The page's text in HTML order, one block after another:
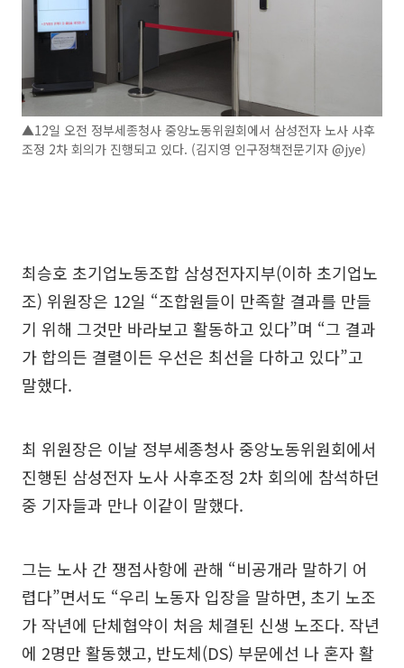
▲12일 오전 정부세종청사 중앙노동위원회에서 삼성전자 노사 사후
조정 2차 회의가 진행되고 있다. (김지영 인구정책전문기자 @jye)
최승호 초기업노동조합 삼성전자지부(이하 초기업노
조) 위원장은 12일 “조합원들이 만족할 결과를 만들
기 위해 그것만 바라보고 활동하고 있다”며 “그 결과
가 합의든 결렬이든 우선은 최선을 다하고 있다”고
말했다.
최 위원장은 이날 정부세종청사 중앙노동위원회에서
진행된 삼성전자 노사 사후조정 2차 회의에 참석하던
중 기자들과 만나 이같이 말했다.
그는 노사 간 쟁점사항에 관해 “비공개라 말하기 어
렵다”면서도 “우리 노동자 입장을 말하면, 초기 노조
가 작년에 단체협약이 처음 체결된 신생 노조다. 작년
에 2명만 활동했고, 반도체(DS) 부문에선 나 혼자 활